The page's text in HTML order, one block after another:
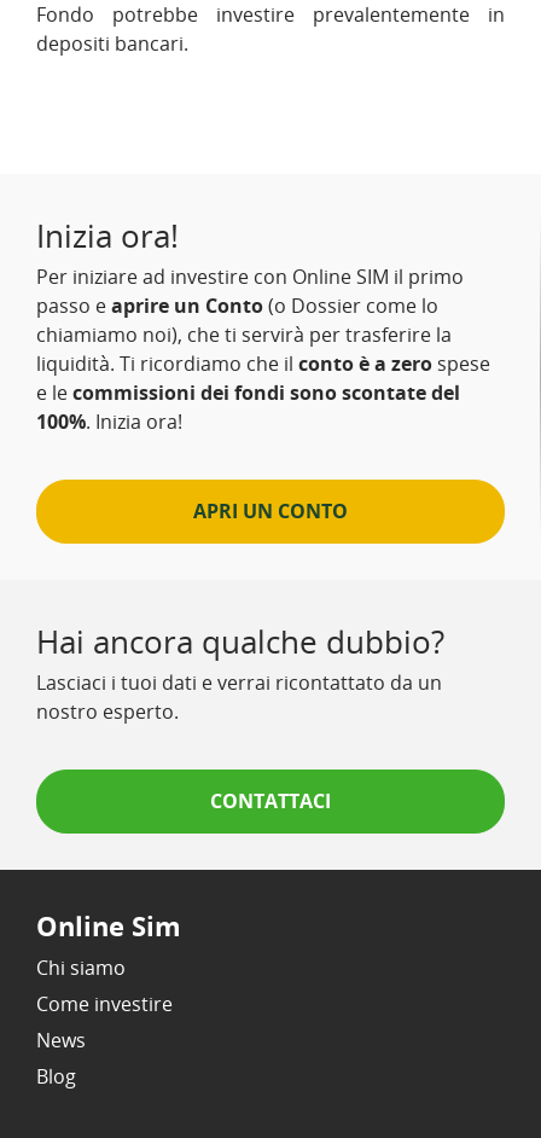
Fondo potrebbe investire prevalentemente in
depositi bancari.
Inizia ora!
Per iniziare ad investire con Online SIM il primo
passo eaprire un Conto(o Dossier come lo
chiamiamo noi), che ti servirà per trasferire la
liquidità. Ti ricordiamo che il conto è a zero spese
e lecommissioni dei fondi sono scontate del
100%. Inizia ora!
APRI UN CONTO
Hai ancora qualche dubbio?
Lasciaci i tuoi dati e verrai ricontattato da un
nostro esperto.
CONTATTACI
Online Sim
Chi siamo
Come investire
News
Blog